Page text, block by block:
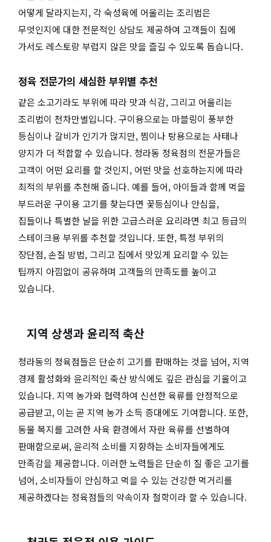
어떻게 달라지는지, 각 숙성육에 어울리는 조리법은
무엇인지에 대한 전문적인 상담도 제공하여 고객들이 집에
가서도 레스토랑 부럽지 않은 맛을 즐길 수 있도록 돕습니다.
정육 전문가의 세심한 부위별 추천
같은 소고기라도 부위에 따라 맛과 식감, 그리고 어울리는
조리법이 천차만별입니다. 구이용으로는 마블링이 풍부한
등심이나 갈비가 인기가 많지만, 찜이나 탕용으로는 사태나
양지가 더 적합할 수 있습니다. 청라동 정육점의 전문가들은
고객이 어떤 요리를 할 것인지, 어떤 맛을 선호하는지에 따라
최적의 부위를 추천해 줍니다. 예를 들어, 아이들과 함께 먹을
부드러운 구이용 고기를 찾는다면 꽃등심이나 안심을,
집들이나 특별한 날을 위한 고급스러운 요리라면 최고 등급의
스테이크용 부위를 추천할 것입니다. 또한, 특정 부위의
장단점, 손질 방법, 그리고 집에서 맛있게 요리할 수 있는
팁까지 아낌없이 공유하며 고객들의 만족도를 높이고
있습니다.
지역 상생과 윤리적 축산
청라동의 정육점들은 단순히 고기를 판매하는 것을 넘어, 지역
경제 활성화와 윤리적인 축산 방식에도 깊은 관심을 기울이고
있습니다. 지역 농가와 협력하여 신선한 육류를 안정적으로
공급받고, 이는 곧 지역 농가 소득 증대에도 기여합니다. 또한,
동물 복지를 고려한 사육 환경에서 자란 육류를 선별하여
판매함으로써, 윤리적 소비를 지향하는 소비자들에게도
만족감을 제공합니다. 이러한 노력들은 단순히 질 좋은 고기를
넘어, 소비자들이 안심하고 먹을 수 있는 건강한 먹거리를
제공하겠다는 정육점들의 약속이자 철학이라 할 수 있습니다.